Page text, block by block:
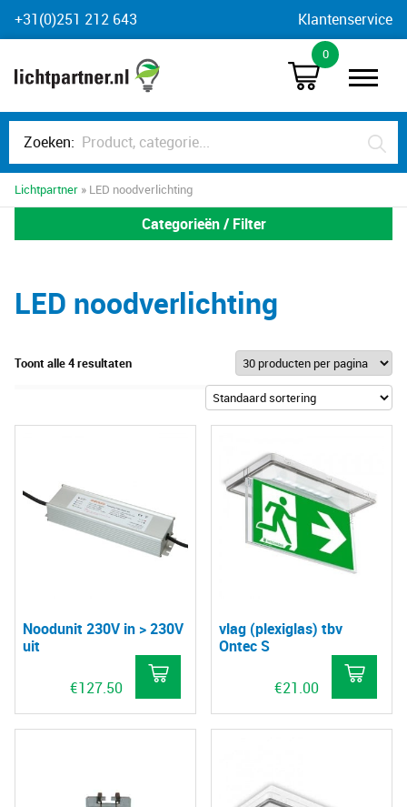
Skip
to
+31(0)251 212 643 Klantenservice
0
Zoeken:
Lichtpartner » LED noodverlichting
Categorieën / Filter
LED noodverlichting
Toont alle 4 resultaten
Noodunit 230V in > 230V
uit
€127.50
vlag (plexiglas) tbv
Ontec S
€21.00